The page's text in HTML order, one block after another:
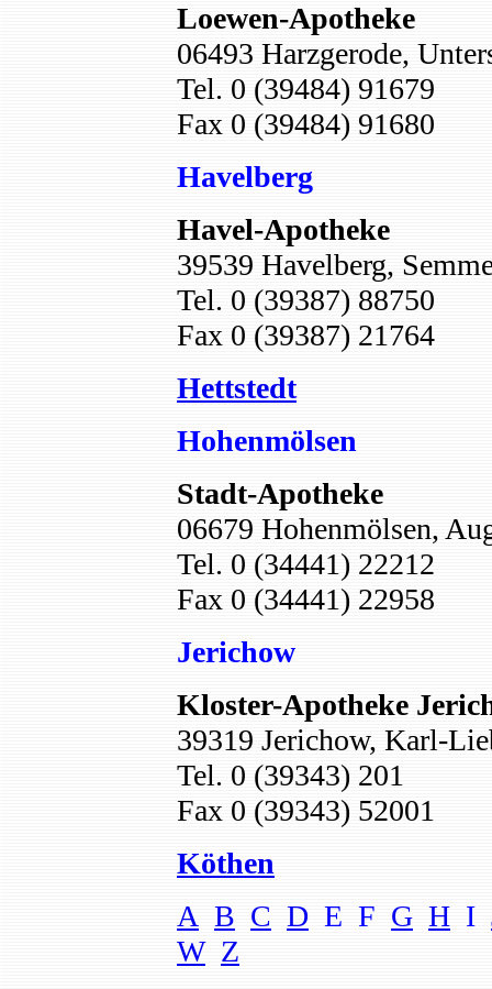
Loewen-Apotheke
06493 Harzgerode,
Tel. 0 (39484) 91679
Fax 0 (39484) 91680
Havelberg
Havel-Apotheke
39539 Havelberg,
Tel. 0 (39387) 88750
Fax 0 (39387) 21764
Hettstedt
Hohenmölsen
Stadt-Apotheke
06679 Hohenmölsen,
Tel. 0 (34441) 22212
Fax 0 (34441) 22958
Jerichow
Kloster-Apotheke
39319 Jerichow, Karl-
Tel. 0 (39343) 201
Fax 0 (39343) 52001
Köthen
A B C D E F G H I
W Z